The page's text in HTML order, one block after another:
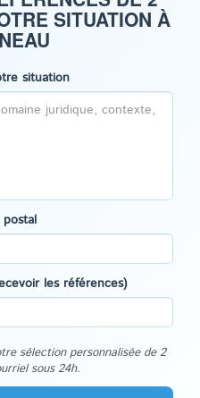
SITUATION À
situation
les références)
sélection personnalisée de 2
sous 24h.